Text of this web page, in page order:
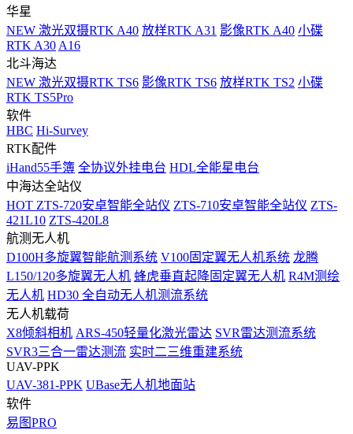
华星
NEW 激光双摄RTK A40 放样RTK A31 影像RTK A40 小碟
RTK A30 A16
北斗海达
NEW 激光双摄RTK TS6 影像RTK TS6 放样RTK TS2 小碟
RTK TS5Pro
软件
HBC Hi-Survey
RTK配件
iHand55手簿 全协议外挂电台 HDL全能星电台
中海达全站仪
HOT ZTS-720安卓智能全站仪 ZTS-710安卓智能全站仪 ZTS-
421L10 ZTS-420L8
航测无人机
D100H多旋翼智能航测系统 V100固定翼无人机系统 龙腾
L150/120多旋翼无人机 蜂虎垂直起降固定翼无人机 R4M测绘
无人机 HD30 全自动无人机测流系统
无人机载荷
X8倾斜相机 ARS-450轻量化激光雷达 SVR雷达测流系统
SVR3三合一雷达测流 实时二三维重建系统
UAV-PPK
UAV-381-PPK UBase无人机地面站
软件
易图PRO